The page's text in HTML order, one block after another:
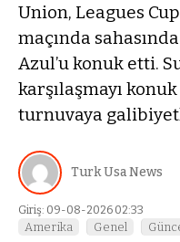
Union, Leagues
maçında
Azul’u konuk etti.
karşılaşmayı
turnuvaya
Turk Usa News
Giriş: 09-08-2026 02:33
Amerika Genel